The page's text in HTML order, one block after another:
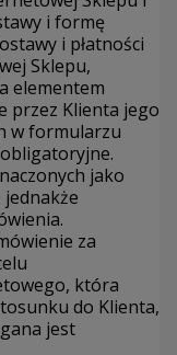
i formę
i płatności
Sklepu,
elementem
przez Klienta jego
w formularzu
jako
za
która
do Klienta,
jest